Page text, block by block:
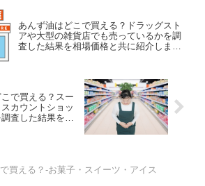
あんず油はどこで買える？ドラッグスト
アや大型の雑貨店でも売っているかを調
査した結果を相場価格と共に紹介しま
で買える？スー
カウントショッ
査した結果を相
買える？-お菓子・スイーツ・アイス